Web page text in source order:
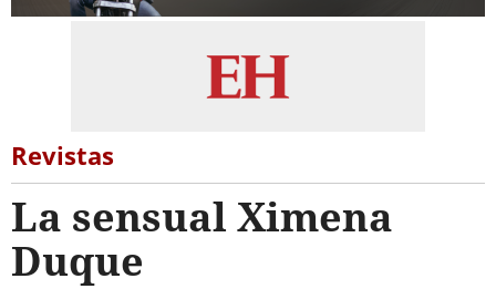
Revistas
La sensual Ximena
Duque